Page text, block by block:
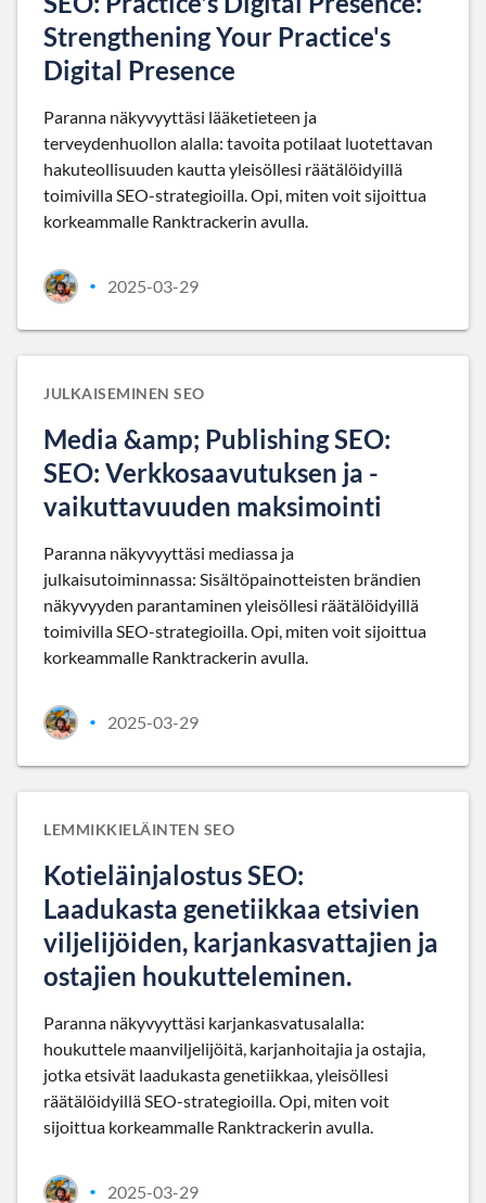
Strengthening Your Practice's
Digital Presence
Paranna näkyvyyttäsi lääketieteen ja
terveydenhuollon alalla: tavoita potilaat luotettavan
hakuteollisuuden kautta yleisöllesi räätälöidyillä
toimivilla SEO-strategioilla. Opi, miten voit sijoittua
korkeammalle Ranktrackerin avulla.
• 2025-03-29
JULKAISEMINEN SEO
Media &amp; Publishing SEO:
SEO: Verkkosaavutuksen ja -
vaikuttavuuden maksimointi
Paranna näkyvyyttäsi mediassa ja
julkaisutoiminnassa: Sisältöpainotteisten brändien
näkyvyyden parantaminen yleisöllesi räätälöidyillä
toimivilla SEO-strategioilla. Opi, miten voit sijoittua
korkeammalle Ranktrackerin avulla.
• 2025-03-29
LEMMIKKIELÄINTEN SEO
Kotieläinjalostus SEO:
Laadukasta genetiikkaa etsivien
viljelijöiden, karjankasvattajien ja
ostajien houkutteleminen.
Paranna näkyvyyttäsi karjankasvatusalalla:
houkuttele maanviljelijöitä, karjanhoitajia ja ostajia,
jotka etsivät laadukasta genetiikkaa, yleisöllesi
räätälöidyillä SEO-strategioilla. Opi, miten voit
sijoittua korkeammalle Ranktrackerin avulla.
• 2025-03-29